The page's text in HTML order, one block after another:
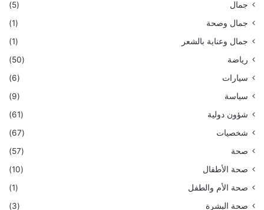
جمال
(5)
جمال وصحة
(1)
جمال وعناية بالشعر
(1)
رياضة
(50)
سيارات
(6)
سياسة
(9)
شؤون دولية
(61)
شخصيات
(67)
صحة
(57)
صحة الأطفال
(10)
صحة الأم والطفل
(1)
صحة البشرة
(3)